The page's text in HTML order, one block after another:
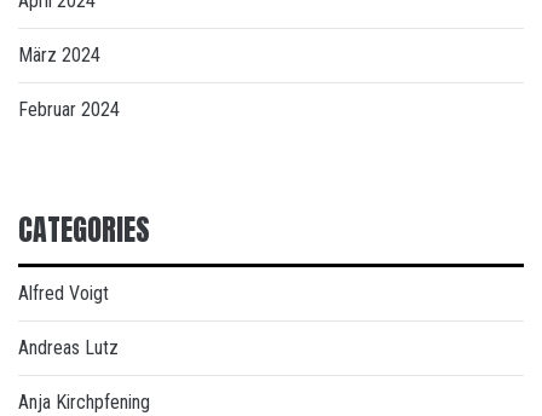
März 2024
Februar 2024
CATEGORIES
Alfred Voigt
Andreas Lutz
Anja Kirchpfening